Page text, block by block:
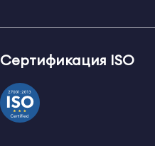
Сертификация ISO